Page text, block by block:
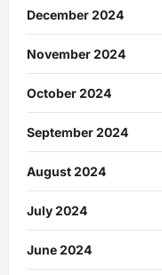
December 2024
November 2024
October 2024
September 2024
August 2024
July 2024
June 2024